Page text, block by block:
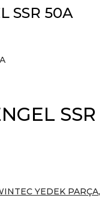
SSR 50A
SSR
YEDEK PARÇA,